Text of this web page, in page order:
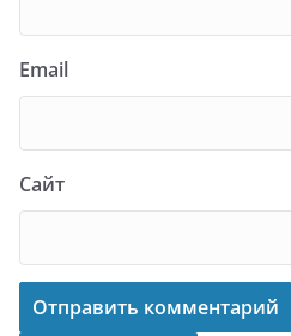
Email
Сайт